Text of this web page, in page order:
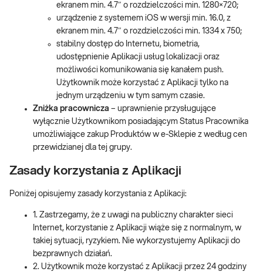
ekranem min. 4.7″ o rozdzielczości min. 1280×720;
urządzenie z systemem iOS w wersji min. 16.0, z
ekranem min. 4.7″ o rozdzielczości min. 1334 x 750;
stabilny dostęp do Internetu, biometria,
udostępnienie Aplikacji usług lokalizacji oraz
możliwości komunikowania się kanałem push.
Użytkownik może korzystać z Aplikacji tylko na
jednym urządzeniu w tym samym czasie.
Zniżka pracownicza – uprawnienie przysługujące
wyłącznie Użytkownikom posiadającym Status Pracownika
umożliwiające zakup Produktów w e-Sklepie z według cen
przewidzianej dla tej grupy.
Zasady korzystania z Aplikacji
Poniżej opisujemy zasady korzystania z Aplikacji:
1. Zastrzegamy, że z uwagi na publiczny charakter sieci
Internet, korzystanie z Aplikacji wiąże się z normalnym, w
takiej sytuacji, ryzykiem. Nie wykorzystujemy Aplikacji do
bezprawnych działań.
2. Użytkownik może korzystać z Aplikacji przez 24 godziny